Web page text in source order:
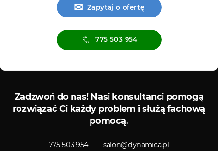
✉ Zapytaj o ofertę
775 503 954
Zadzwoń do nas!Nasi konsultanci pomogą
rozwiązać Ci każdy problem i służą fachową
pomocą.
775 503 954 salon@dynamica.pl